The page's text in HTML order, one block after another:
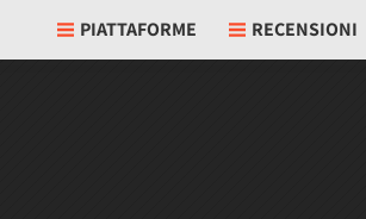
PIATTAFORME RECENSIONI